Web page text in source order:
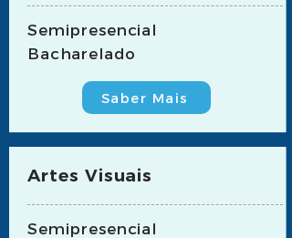
Semipresencial
Bacharelado
Saber Mais
Artes Visuais
Semipresencial